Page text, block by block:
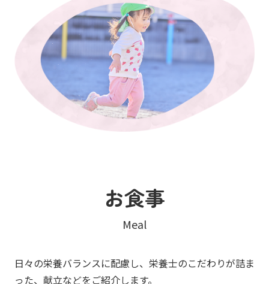
お食事
Meal
日々の栄養バランスに配慮し、栄養士のこだわりが詰ま
った、 献立などをご紹介します。